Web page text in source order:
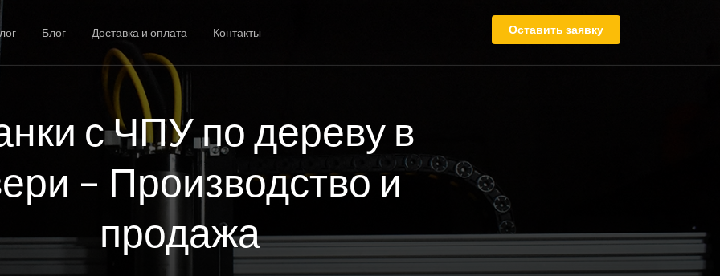
Блог Доставка и оплата Контакты Оставить заявку
с ЧПУ по дереву в
– Производство и
продажа